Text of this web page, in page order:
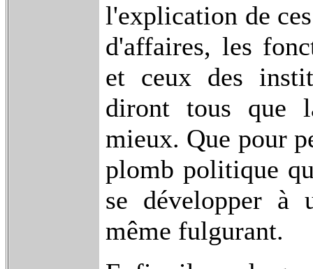
l'explication de
d'affaires, les
et ceux des
diront tous que
mieux. Que pour
plomb politique
se développer à
même fulgurant.